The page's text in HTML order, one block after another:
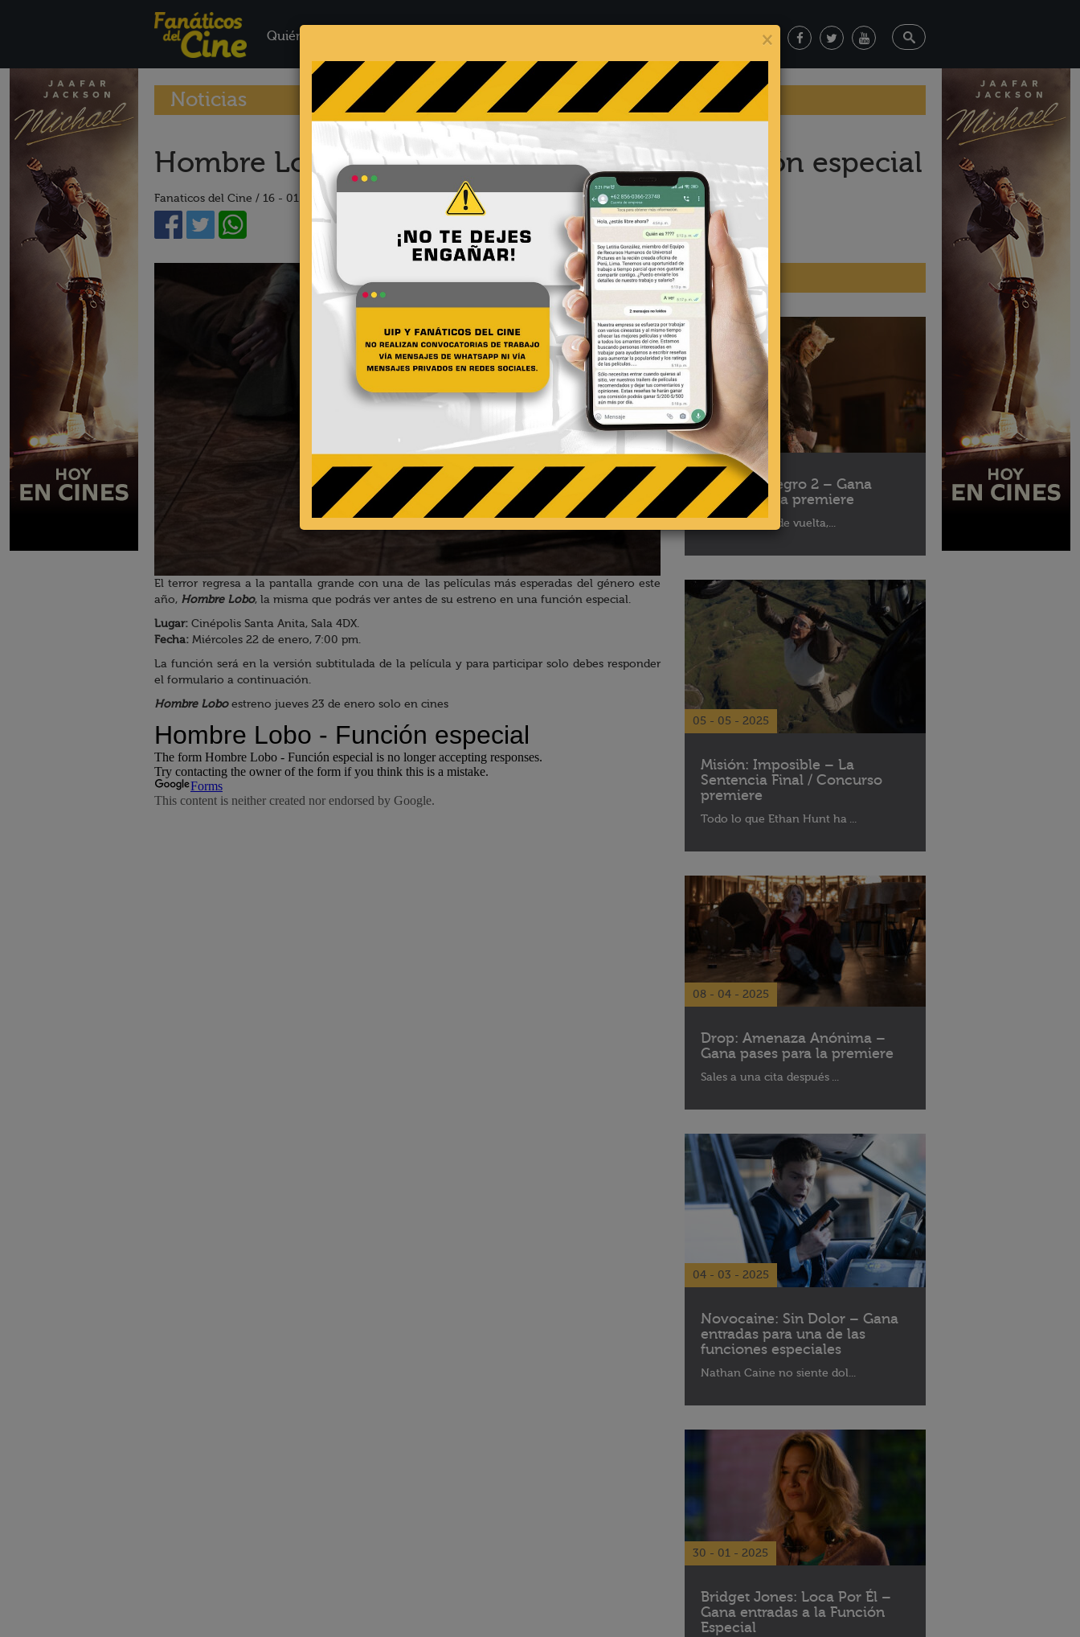
Quiénes Somos
Noticias
Hombre Lobo – Participa por pases a la función especial
Fanaticos del Cine / 16 - 01 - 25
El terror regresa a la pantalla grande con una de las películas más esperadas del género este
año, Hombre Lobo, la misma que podrás ver antes de su estreno en una función especial.
Lugar: Cinépolis Santa Anita, Sala 4DX.
Fecha: Miércoles 22 de enero, 7:00 pm.
La función será en la versión subtitulada de la película y para participar solo debes responder
el formulario a continuación.
Hombre Loboestreno jueves 23 de enero solo en cines
Noticias
02 - 10 - 2025
Teléfono Negro 2 – Gana
pases para la premiere
El Raptor está de vuelta,...
05 - 05 - 2025
Misión: Imposible – La
Sentencia Final / Concurso
premiere
Todo lo que Ethan Hunt ha ...
08 - 04 - 2025
Drop: Amenaza Anónima –
Gana pases para la premiere
Sales a una cita después ...
04 - 03 - 2025
Novocaine: Sin Dolor – Gana
entradas para una de las
funciones especiales
Nathan Caine no siente dol...
30 - 01 - 2025
Bridget Jones: Loca Por Él –
Gana entradas a la Función
Especial
×